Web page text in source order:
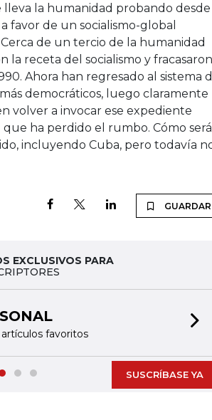
la humanidad probando desde
favor de un socialismo-global
de un tercio de la humanidad
la receta del socialismo y fracasaron
Ahora han regresado al sistema
democráticos, luego claramente
volver a invocar ese expediente
ha perdido el rumbo. Cómo será
incluyendo Cuba, pero todavía
GUARDAR
EXCLUSIVOS PARA
favoritos
SUSCRÍBASE YA